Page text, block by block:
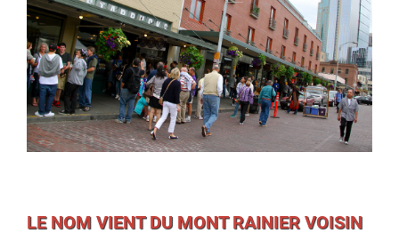
LE NOM VIENT DU MONT RAINIER VOISIN